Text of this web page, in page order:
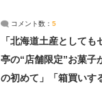
コメント数： 5
「北海道土産として
亭の“店舗限定”お菓
の初めて」「箱買いす